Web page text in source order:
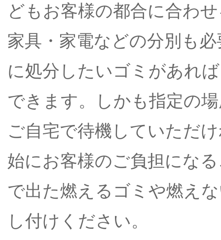
どもお客様の都合に合わ
家具・家電などの分別も
に処分したいゴミがあれ
できます。しかも指定の
ご自宅で待機していただ
始にお客様のご負担にな
で出た燃えるゴミや燃え
し付けください。